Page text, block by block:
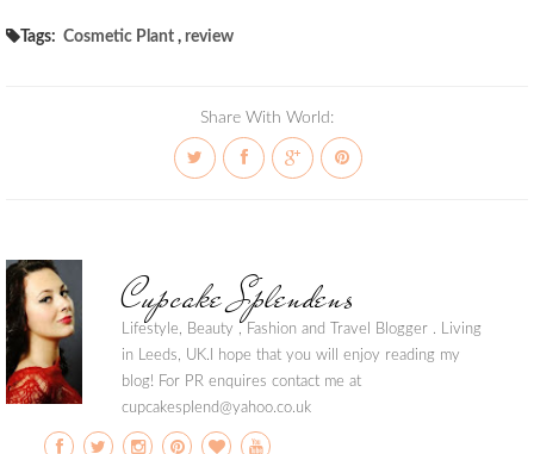
Tags: Cosmetic Plant , review
Share With World:
Cupcake Splendens
Lifestyle, Beauty , Fashion and Travel Blogger . Living
in Leeds, UK.I hope that you will enjoy reading my
blog! For PR enquires contact me at
cupcakesplend@yahoo.co.uk